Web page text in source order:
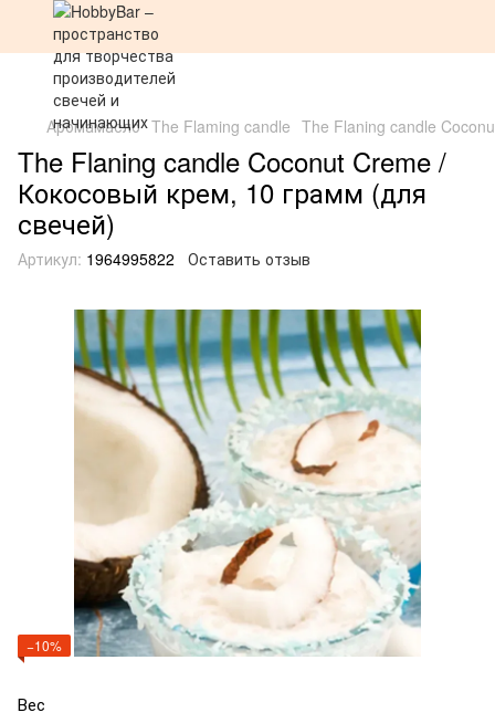
Аромамасло The Flaming candle The Flaning candle
The Flaning candle Coconut Creme /
Кокосовый крем, 10 грамм (для
свечей)
Артикул: 1964995822 Оставить отзыв
−10%
Вес